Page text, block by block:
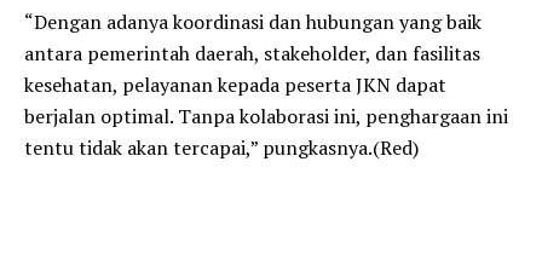
“Dengan adanya koordinasi dan hubungan yang baik
antara pemerintah daerah, stakeholder, dan fasilitas
kesehatan, pelayanan kepada peserta JKN dapat
berjalan optimal. Tanpa kolaborasi ini, penghargaan ini
tentu tidak akan tercapai,” pungkasnya.(Red)